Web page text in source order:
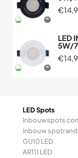
LED
5W/
LED Spots
Inbouwspots
inbouw spotrand
GU10 LED
AR111 LED